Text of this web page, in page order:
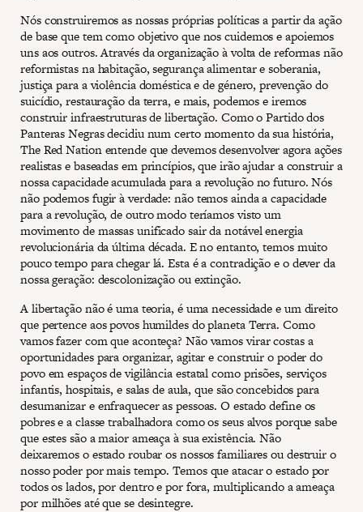
Nós construiremos as nossas próprias políticas a partir da ação
de base que tem como objetivo que nos cuidemos e apoiemos
uns aos outros. Através da organização à volta de reformas não
reformistas na habitação, segurança alimentar e soberania,
justiça para a violência doméstica e de género, prevenção do
suicídio, restauração da terra, e mais, podemos e iremos
construir infraestruturas de libertação. Como o Partido dos
Panteras Negras decidiu num certo momento da sua história,
The Red Nation entende que devemos desenvolver agora ações
realistas e baseadas em princípios, que irão ajudar a construir a
nossa capacidade acumulada para a revolução no futuro. Nós
não podemos fugir à verdade: não temos ainda a capacidade
para a revolução, de outro modo teríamos visto um
movimento de massas unificado sair da notável energia
revolucionária da última década. E no entanto, temos muito
pouco tempo para chegar lá. Esta é a contradição e o dever da
nossa geração: descolonização ou extinção.
A libertação não é uma teoria, é uma necessidade e um direito
que pertence aos povos humildes do planeta Terra. Como
vamos fazer com que aconteça? Não vamos virar costas a
oportunidades para organizar, agitar e construir o poder do
povo em espaços de vigilância estatal como prisões, serviços
infantis, hospitais, e salas de aula, que são concebidos para
desumanizar e enfraquecer as pessoas. O estado define os
pobres e a classe trabalhadora como os seus alvos porque sabe
que estes são a maior ameaça à sua existência. Não
deixaremos o estado roubar os nossos familiares ou destruir o
nosso poder por mais tempo. Temos que atacar o estado por
todos os lados, por dentro e por fora, multiplicando a ameaça
por milhões até que se desintegre.